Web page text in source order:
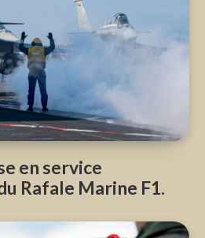
en service
Rafale Marine F1.